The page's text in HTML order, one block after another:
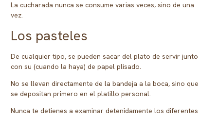
La cucharada nunca se consume varias veces, sino de una
vez.
Los pasteles
De cualquier tipo, se pueden sacar del plato de servir junto
con su (cuando la haya) de papel plisado.
No se llevan directamente de la bandeja a la boca, sino que
se depositan primero en el platillo personal.
Nunca te detienes a examinar detenidamente los diferentes